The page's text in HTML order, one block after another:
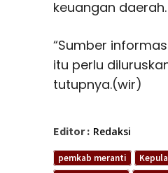
keuangan daerah.
“Sumber
itu perlu
tutupnya.(wir)
Editor : Redaksi
pemkab meranti